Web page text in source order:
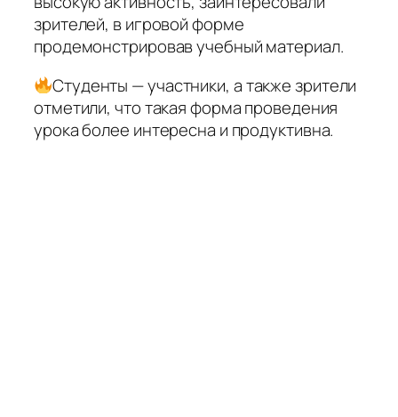
зрителей, в игровой форме
продемонстрировав учебный материал.
Студенты — участники, а также зрители
отметили, что такая форма проведения
урока более интересна и продуктивна.